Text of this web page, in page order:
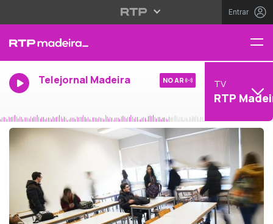
Entrar
Telejornal Madeira NO AR TV
RTP